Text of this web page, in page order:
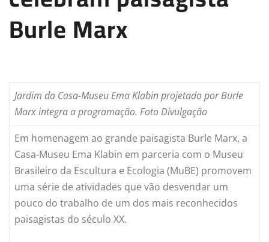
Burle Marx
Jardim da Casa-Museu Ema Klabin projetado por Burle
Marx integra a programação. Foto Divulgação
Em homenagem ao grande paisagista Burle Marx, a
Casa-Museu Ema Klabin em parceria com o Museu
Brasileiro da Escultura e Ecologia (MuBE) promovem
uma série de atividades que vão desvendar um
pouco do trabalho de um dos mais reconhecidos
paisagistas do século XX.